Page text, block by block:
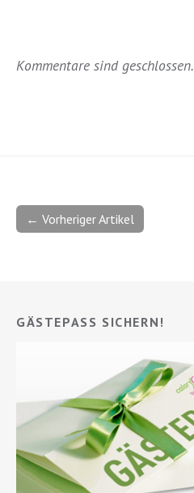
Kommentare sind geschlossen.
← Vorheriger Artikel
GÄSTEPASS SICHERN!